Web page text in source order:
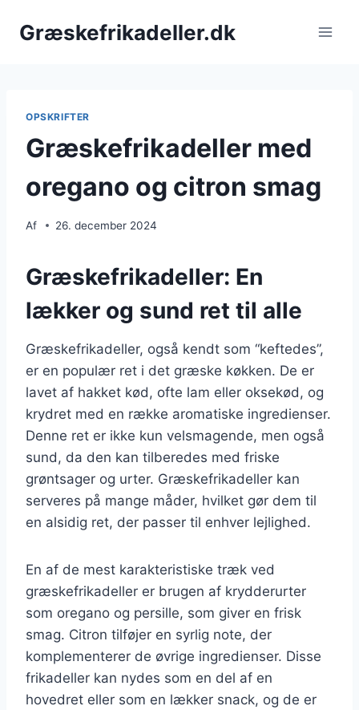
Græskefrikadeller.dk
OPSKRIFTER
Græskefrikadeller med
oregano og citron smag
Af 26. december 2024
Græskefrikadeller: En
lækker og sund ret til alle
Græskefrikadeller, også kendt som “keftedes”,
er en populær ret i det græske køkken. De er
lavet af hakket kød, ofte lam eller oksekød, og
krydret med en række aromatiske ingredienser.
Denne ret er ikke kun velsmagende, men også
sund, da den kan tilberedes med friske
grøntsager og urter. Græskefrikadeller kan
serveres på mange måder, hvilket gør dem til
en alsidig ret, der passer til enhver lejlighed.
En af de mest karakteristiske træk ved
græskefrikadeller er brugen af krydderurter
som oregano og persille, som giver en frisk
smag. Citron tilføjer en syrlig note, der
komplementerer de øvrige ingredienser. Disse
frikadeller kan nydes som en del af en
hovedret eller som en lækker snack, og de er